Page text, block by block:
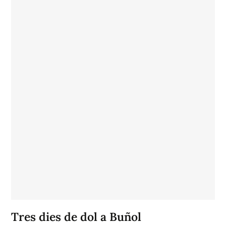
Tres dies de dol a Buñol